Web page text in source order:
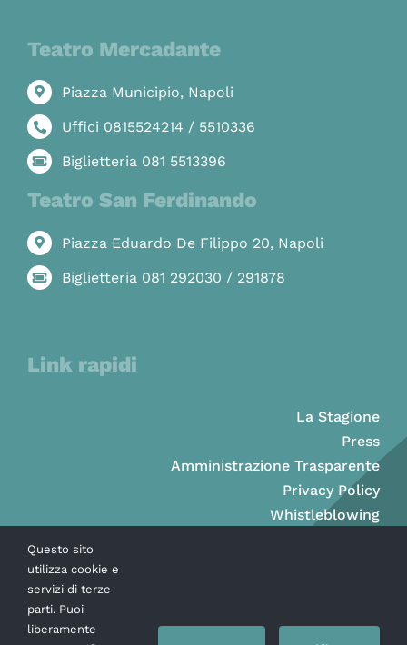
Teatro Mercadante
Piazza Municipio, Napoli
Uffici 0815524214 / 5510336
Biglietteria 081 5513396
Teatro San Ferdinando
Piazza Eduardo De Filippo 20, Napoli
Biglietteria 081 292030 / 291878
Link rapidi
La Stagione
Press
Amministrazione Trasparente
Privacy Policy
Whistleblowing
Questo sito
utilizza cookie e
servizi di terze
parti. Puoi
liberamente